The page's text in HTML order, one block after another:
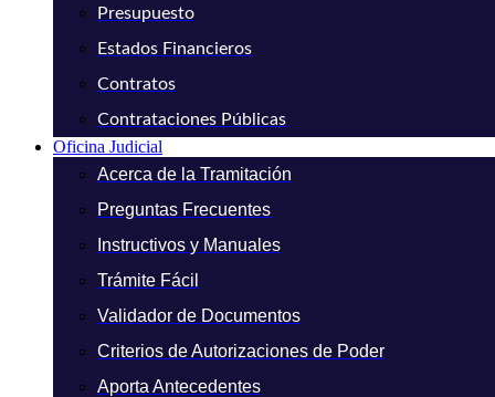
Presupuesto
Estados Financieros
Contratos
Contrataciones Públicas
Oficina Judicial
Acerca de la Tramitación
Preguntas Frecuentes
Instructivos y Manuales
Trámite Fácil
Validador de Documentos
Criterios de Autorizaciones de Poder
Aporta Antecedentes